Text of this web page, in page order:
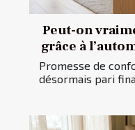
Peut-on
grâce à
Promesse de
désormais pari